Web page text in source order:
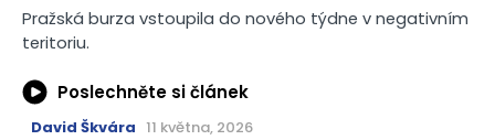
Pražská burza vstoupila do nového týdne v negativním
teritoriu.
Poslechněte si článek
David Škvára 11 května, 2026